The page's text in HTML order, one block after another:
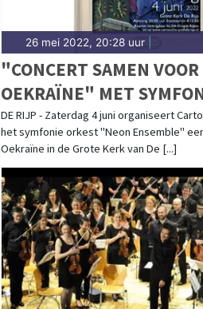
26 mei 2022, 20:28 uur|
"CONCERT SAMEN VOOR
OEKRAÏNE" MET
IN GROTE KERK DE RIJP
DE RIJP - Zaterdag 4 juni organiseert
het symfonie orkest "Neon Ensemble"
Oekraïne in de Grote Kerk van De [...]